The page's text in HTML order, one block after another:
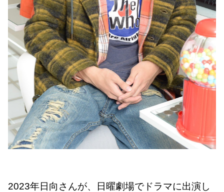
2023年日向さんが、日曜劇場でドラマに出演し